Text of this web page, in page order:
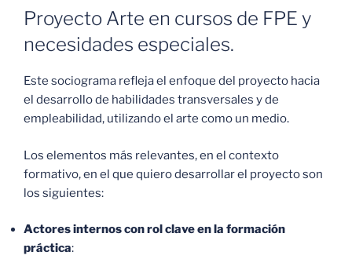
Proyecto Arte en cursos de FPE y
necesidades especiales.
Este sociograma refleja el enfoque del proyecto hacia
el desarrollo de habilidades transversales y de
empleabilidad, utilizando el arte como un medio.
Los elementos más relevantes, en el contexto
formativo, en el que quiero desarrollar el proyecto son
los siguientes:
Actores internos con rol clave en la formación
práctica: